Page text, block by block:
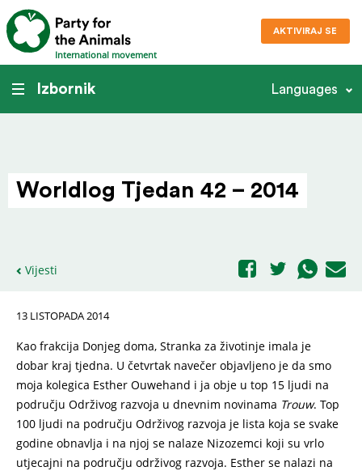
International movement
AKTIVIRAJ SE
Izbornik Languages
Worldlog Tjedan 42 – 2014
Vijesti
13 LISTOPADA 2014
Kao frakcija Donjeg doma, Stranka za životinje imala je
dobar kraj tjedna. U četvrtak navečer objavljeno je da smo
moja kolegica Esther Ouwehand i ja obje u top 15 ljudi na
području Održivog razvoja u dnevnim novinama Trouw. Top
100 ljudi na području Održivog razvoja je lista koja se svake
godine obnavlja i na njoj se nalaze Nizozemci koji su vrlo
utjecajni na području održivog razvoja. Esther se nalazi na